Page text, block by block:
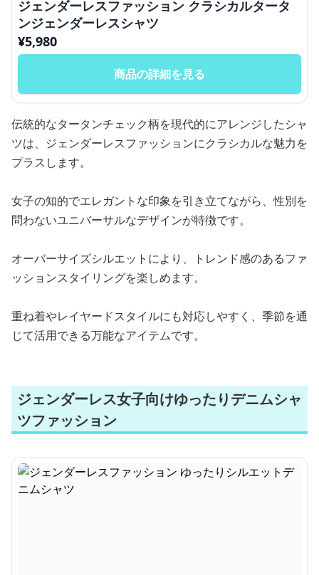
ジェンダーレスファッション クラシカルタータ
ンジェンダーレスシャツ
¥5,980
商品の詳細を見る
伝統的なタータンチェック柄を現代的にアレンジしたシャ
ツは、ジェンダーレスファッションにクラシカルな魅力を
プラスします。
女子の知的でエレガントな印象を引き立てながら、性別を
問わないユニバーサルなデザインが特徴です。
オーバーサイズシルエットにより、トレンド感のあるファ
ッションスタイリングを楽しめます。
重ね着やレイヤードスタイルにも対応しやすく、季節を通
じて活用できる万能なアイテムです。
ジェンダーレス女子向けゆったりデニムシャ
ツファッション